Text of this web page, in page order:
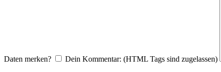
Daten merken? Dein Kommentar: (HTML Tags sind zugelassen)